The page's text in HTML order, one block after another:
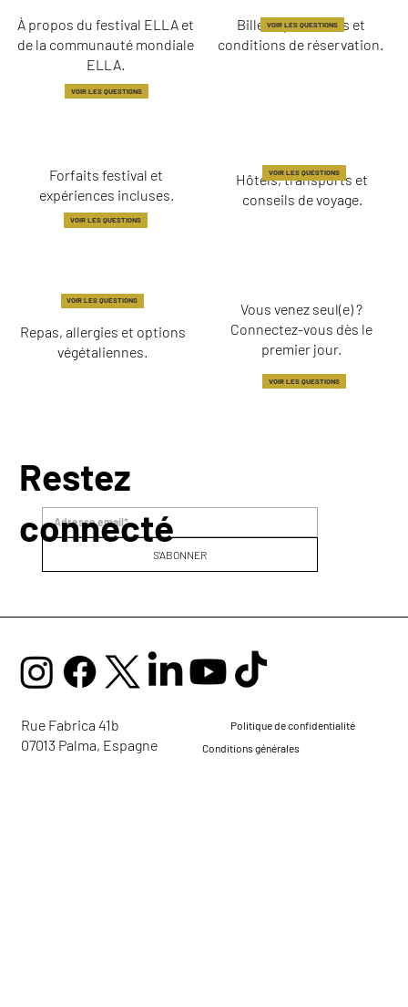
Billets, paiements et
conditions de réservation.
VOIR LES QUESTIONS
À propos du festival ELLA et
de la communauté mondiale
ELLA.
VOIR LES QUESTIONS
Forfaits festival et
expériences incluses.
VOIR LES QUESTIONS
Hôtels, transports et
conseils de voyage.
VOIR LES QUESTIONS
DIÉTÉTIQUES
Repas, allergies et options
végétaliennes.
VOIR LES QUESTIONS
Vous venez seul(e) ?
Connectez-vous dès le
premier jour.
VOIR LES QUESTIONS
Rue Fabrica 41b
07013 Palma, Espagne
Politique de confidentialité
Conditions générales
S'ABONNER
Restez
connecté